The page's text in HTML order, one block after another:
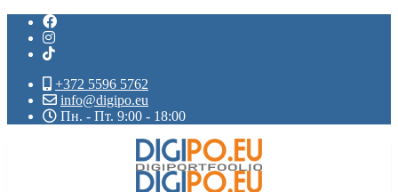
+372 5596 5762
info@digipo.eu
Пн. - Пт. 9:00 - 18:00